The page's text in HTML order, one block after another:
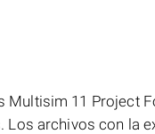
Multisim 11 Project
archivos con la